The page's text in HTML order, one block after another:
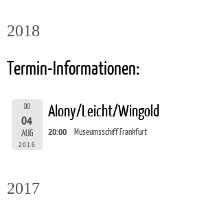
2018
Termin-Informationen:
DO
04
AUG
2016
Alony/Leicht/Wingold
20:00 Museumsschiff Frankfurt
2017